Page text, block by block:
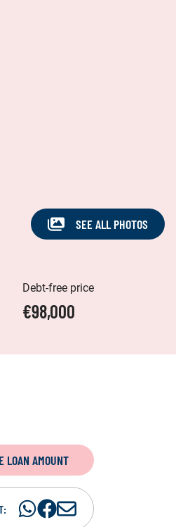
SEE ALL PHOTOS
Debt-free price
€98,000
LOAN AMOUNT
ShareShare
S